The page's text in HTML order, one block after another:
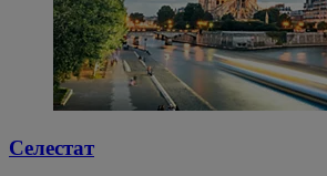
Селестат